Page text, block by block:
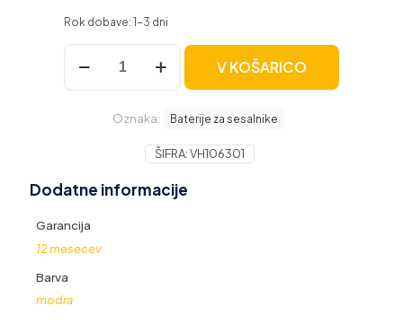
Rok dobave: 1-3 dni
Baterija
iRobot
700
800,
MH,
4500
količina
V KOŠARICO
Oznaka: Baterije za sesalnike
ŠIFRA:VH106301
Dodatne informacije
Garancija
12 mesecev
Barva
modra